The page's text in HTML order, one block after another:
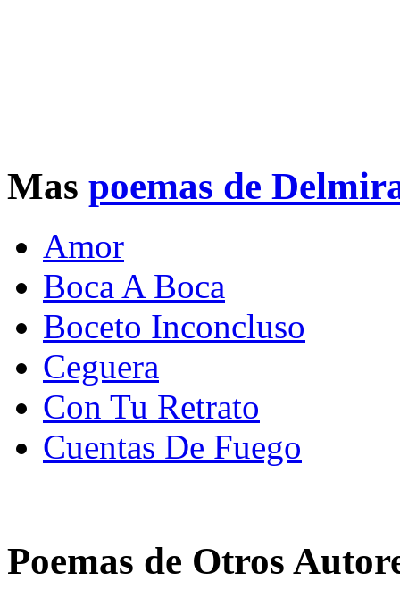
Mas poemas de
Amor
Boca A Boca
Boceto Inconcluso
Ceguera
Con Tu Retrato
Cuentas De Fuego
Poemas de Otros